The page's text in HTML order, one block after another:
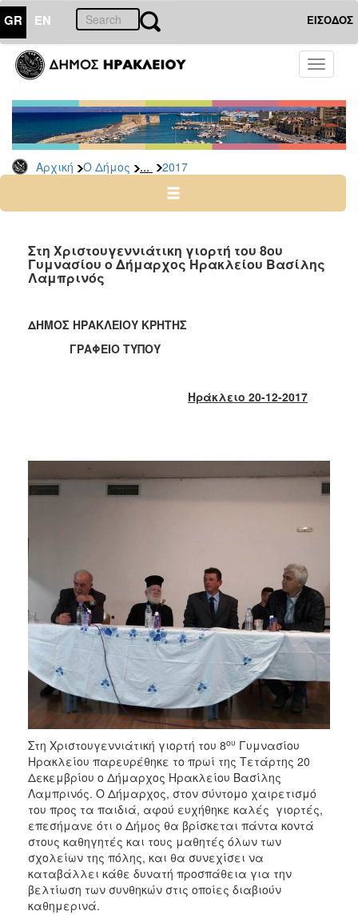
GR EN ΕΙΣΟΔΟΣ
Toggle
Αρχική Ο Δήμος ... 2017
ΔΗΜΟΣ
Δελτία
Τύπου
Αρχείο
2026
2024
2022
2021
2013
2012
ΤΟΠΟΣ
ΠΟΛΙΤΙΣΜΟΣ
ΑΝΘΕΚΤΙΚΗ
ΠΟΛΗ
Στη Χριστουγεννιάτικη γιορτή του 8ου
Γυμνασίου ο Δήμαρχος Ηρακλείου Βασίλης
Λαμπρινός
ΔΗΜΟΣ ΗΡΑΚΛΕΙΟΥ ΚΡΗΤΗΣ
ΓΡΑΦΕΙΟ ΤΥΠΟΥ
Ηράκλειο 20-12-2017
Στη Χριστουγεννιάτική γιορτή του 8ου Γυμνασίου
Ηρακλείου παρευρέθηκε το πρωί της Τετάρτης 20
Δεκεμβρίου ο Δήμαρχος Ηρακλείου Βασίλης
Λαμπρινός. Ο Δήμαρχος, στον σύντομο χαιρετισμό
του προς τα παιδιά, αφού ευχήθηκε καλές γιορτές,
επεσήμανε ότι ο Δήμος θα βρίσκεται πάντα κοντά
στους καθηγητές και τους μαθητές όλων των
σχολείων της πόλης, και θα συνεχίσει να
καταβάλλει κάθε δυνατή προσπάθεια για την
βελτίωση των συνθηκών στις οποίες διαβιούν
καθημερινά.